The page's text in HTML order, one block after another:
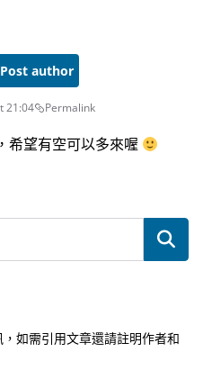
Post author
21:04 Permalink
希望有空可以多來喔
如需引用文章還請註明作者和